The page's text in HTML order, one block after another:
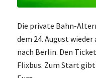
Die private Bahn-
dem 24. August
nach Berlin. Den
Flixbus. Zum Start